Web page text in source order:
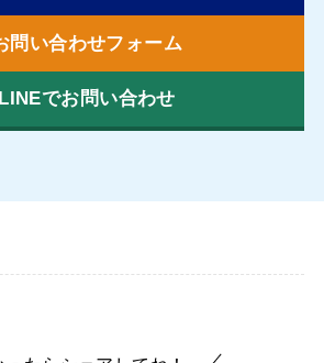
問い合わせフォーム
LINEでお問い合わせ